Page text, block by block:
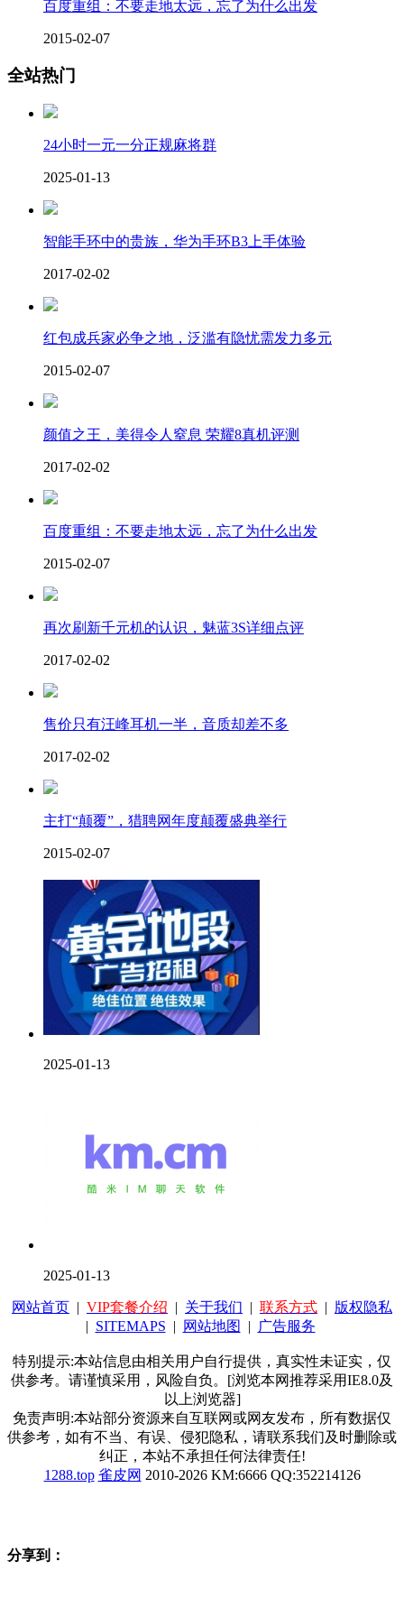
百度重组：不要走地太远，忘了为什么出发
2015-02-07
全站热门
24小时一元一分正规麻将群
2025-01-13
智能手环中的贵族，华为手环B3上手体验
2017-02-02
红包成兵家必争之地，泛滥有隐忧需发力多元
2015-02-07
颜值之王，美得令人窒息 荣耀8真机评测
2017-02-02
百度重组：不要走地太远，忘了为什么出发
2015-02-07
再次刷新千元机的认识，魅蓝3S详细点评
2017-02-02
售价只有汪峰耳机一半，音质却差不多
2017-02-02
主打“颠覆”，猎聘网年度颠覆盛典举行
2015-02-07
2025-01-13
2025-01-13
网站首页 | VIP套餐介绍 | 关于我们 | 联系方式 | 版权隐私
| SITEMAPS | 网站地图 | 广告服务
特别提示:本站信息由相关用户自行提供，真实性未证实，仅
供参考。请谨慎采用，风险自负。[浏览本网推荐采用IE8.0及
以上浏览器]
免责声明:本站部分资源来自互联网或网友发布，所有数据仅
供参考，如有不当、有误、侵犯隐私，请联系我们及时删除或
纠正，本站不承担任何法律责任!
1288.top 雀皮网 2010-2026 KM:6666 QQ:352214126
分享到：